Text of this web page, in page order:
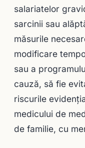
salariatelor
sarcinii sau
măsurile
modificare
sau a
cauză, să fie
riscurile
medicului de
de familie, cu